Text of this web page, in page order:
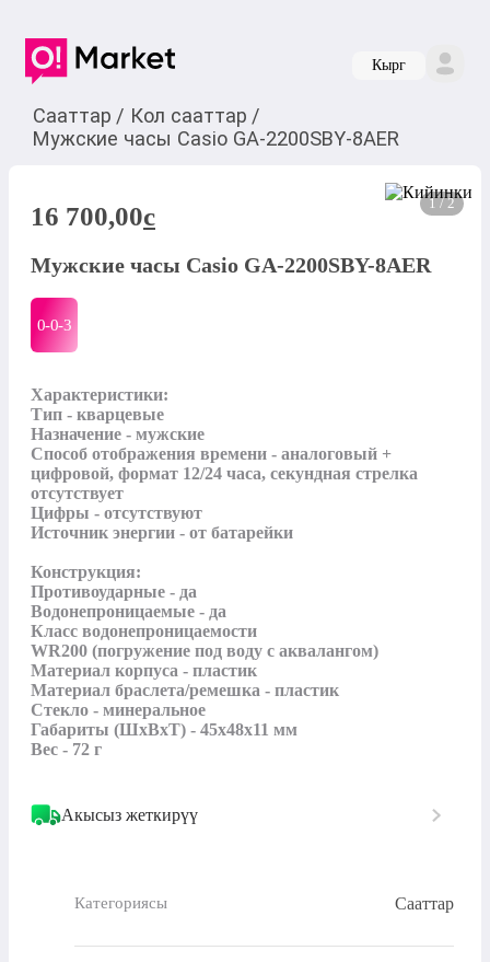
Кырг
Сааттар / Кол сааттар /
Мужские часы Casio GA-2200SBY-8AER
1 / 2
16 700,00c
Мужские часы Casio GA-2200SBY-8AER
0-0-3
Характеристики:
Тип - кварцевые
Назначение - мужские
Способ отображения времени - аналоговый +
цифровой, формат 12/24 часа, секундная стрелка
отсутствует
Цифры - отсутствуют
Источник энергии - от батарейки
Конструкция:
Противоударные - да
Водонепроницаемые - да
Класс водонепроницаемости
WR200 (погружение под воду с аквалангом)
Материал корпуса - пластик
Материал браслета/ремешка - пластик
Стекло - минеральное
Габариты (ШхВхТ) - 45x48x11 мм
Вес - 72 г
Акысыз жеткирүү
Категориясы Сааттар